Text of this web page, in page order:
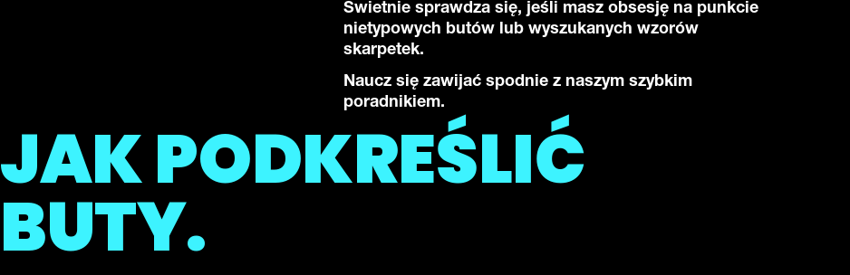
JAK PODKREŚLIĆ
BUTY.
Świetnie sprawdza się, jeśli masz obsesję na punkcie
nietypowych butów lub wyszukanych wzorów
skarpetek.
Naucz się zawijać spodnie z naszym szybkim
poradnikiem.